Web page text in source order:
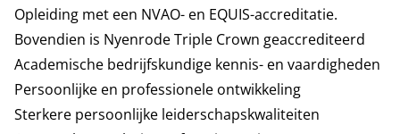
Opleiding met een NVAO- en EQUIS-accreditatie.
Bovendien is Nyenrode Triple Crown geaccrediteerd
Academische bedrijfskundige kennis- en vaardigheden
Persoonlijke en professionele ontwikkeling
Sterkere persoonlijke leiderschapskwaliteiten